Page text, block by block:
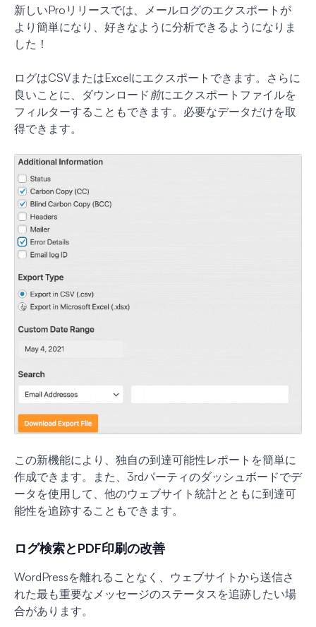
新しいProリリースでは、メールログのエクスポートが
より簡単になり、好きなように分析できるようになりま
した！
ログはCSVまたはExcelにエクスポートできます。さらに
良いことに、ダウンロード 前にエクスポートファイルを
フィルターすることもできます。必要なデータだけを取
得できます。
この新機能により、独自の到達可能性レポートを簡単に
作成できます。また、3rdパーティのダッシュボードでデ
ータを使用して、他のウェブサイト統計とともに到達可
能性を追跡することもできます。
ログ検索とPDF印刷の改善
WordPressを離れることなく、ウェブサイトから送信さ
れた最も重要なメッセージのステータスを追跡したい場
合があります。